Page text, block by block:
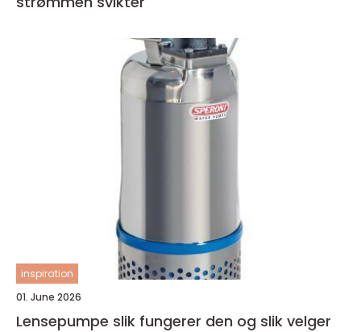
inspiration
01. June 2026
Lensepumpe slik fungerer den og slik velger